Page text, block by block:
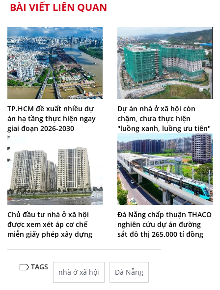
BÀI VIẾT LIÊN QUAN
TP.HCM đề xuất nhiều dự
án hạ tầng thực hiện ngay
giai đoạn 2026-2030
Dự án nhà ở xã hội còn
chậm, chưa thực hiện
"luồng xanh, luồng ưu tiên"
Chủ đầu tư nhà ở xã hội
được xem xét áp cơ chế
miễn giấy phép xây dựng
Đà Nẵng chấp thuận THACO
nghiên cứu dự án đường
sắt đô thị 265.000 tỉ đồng
TAGS
nhà ở xã hội Đà Nẵng